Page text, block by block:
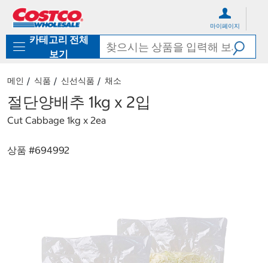
로
기
가
마이페이지
카테고리 전체
보기
메인 식품 신선식품 채소
절단양배추 1kg x 2입
Cut Cabbage 1kg x 2ea
상품 #694992